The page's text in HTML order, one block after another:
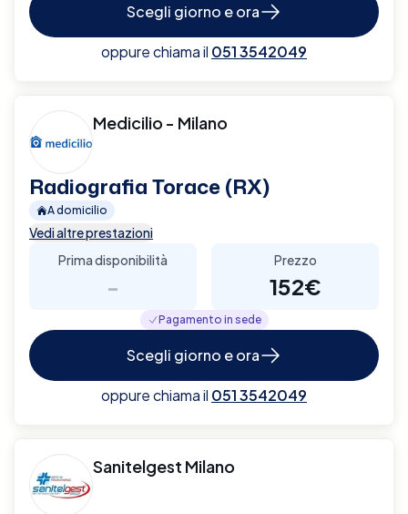
Scegli giorno e ora
oppure chiama il 051 3542049
Medicilio - Milano
Radiografia Torace (RX)
A domicilio
Vedi altre prestazioni
Prima disponibilità
-
Prezzo
152€
Pagamento in sede
Scegli giorno e ora
oppure chiama il 051 3542049
Sanitelgest Milano